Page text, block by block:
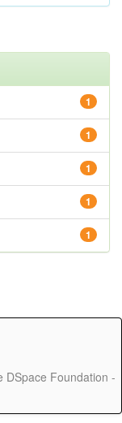
1
1
1
1
1
Foundation -